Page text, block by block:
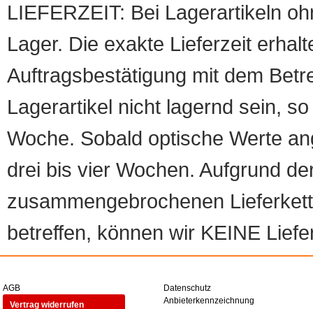
LIEFERZEIT: Bei Lagerartikeln
Lager. Die exakte Lieferzeit
Auftragsbestätigung mit dem
Lagerartikel nicht lagernd sein,
Woche. Sobald optische Werte
drei bis vier Wochen. Aufgrund
zusammengebrochenen
betreffen, können wir KEINE
AGB
Vertrag widerrufen
Datenschutz
Anbieterkennzeichnung